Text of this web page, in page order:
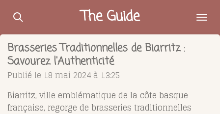
Passer
contenu
principal
The Guide
Brasseries Traditionnelles de Biarritz :
Savourez l'Authenticité
Publié le 18 mai 2024 à 13:25
Biarritz, ville emblématique de la côte basque
française, regorge de brasseries traditionnelles